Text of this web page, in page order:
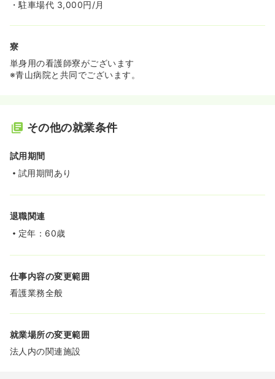
・駐車場代 3,000円/月
寮
単身用の看護師寮がございます
※青山病院と共同でございます。
その他の就業条件
試用期間
試用期間あり
退職関連
定年：60歳
仕事内容の変更範囲
看護業務全般
就業場所の変更範囲
法人内の関連施設